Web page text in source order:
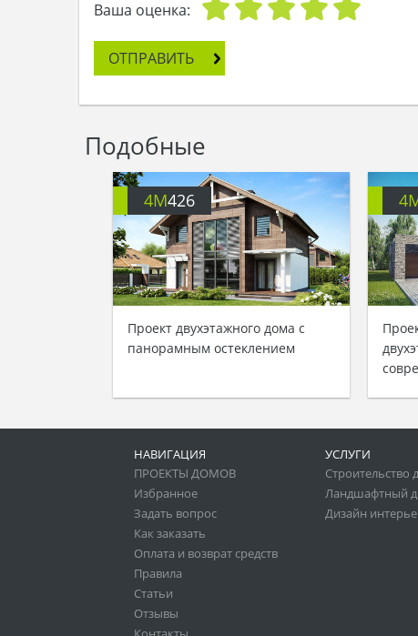
Ваша оценка:
ОТПРАВИТЬ
Подобные
4M426
Проект двухэтажного дома с
панорамным остеклением
НАВИГАЦИЯ
ПРОЕКТЫ ДОМОВ
Избранное
Задать вопрос
Как заказать
Оплата и возврат средств
Правила
Статьи
Отзывы
УСЛУГИ
Строительство
Ландшафтный
Дизайн